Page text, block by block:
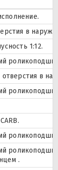
в
1:12.
отверстия в
.